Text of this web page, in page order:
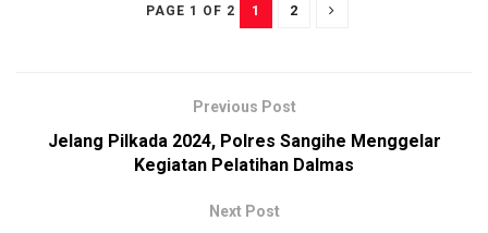
PAGE 1 OF 2 1 2
Previous Post
Jelang Pilkada 2024, Polres Sangihe Menggelar
Kegiatan Pelatihan Dalmas
Next Post